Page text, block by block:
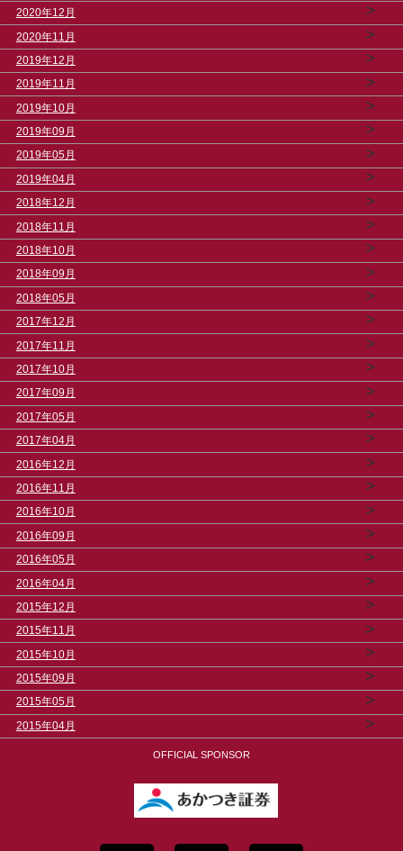
2020年12月 >
2020年11月 >
2019年12月 >
2019年11月 >
2019年10月 >
2019年09月 >
2019年05月 >
2019年04月 >
2018年12月 >
2018年11月 >
2018年10月 >
2018年09月 >
2018年05月 >
2017年12月 >
2017年11月 >
2017年10月 >
2017年09月 >
2017年05月 >
2017年04月 >
2016年12月 >
2016年11月 >
2016年10月 >
2016年09月 >
2016年05月 >
2016年04月 >
2015年12月 >
2015年11月 >
2015年10月 >
2015年09月 >
2015年05月 >
2015年04月 >
OFFICIAL SPONSOR